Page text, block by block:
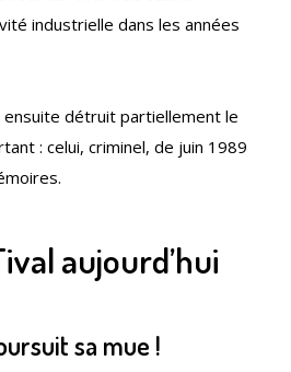
industrielle dans les années
ensuite détruit partiellement le
: celui, criminel, de juin 1989
aujourd’hui
sa mue !